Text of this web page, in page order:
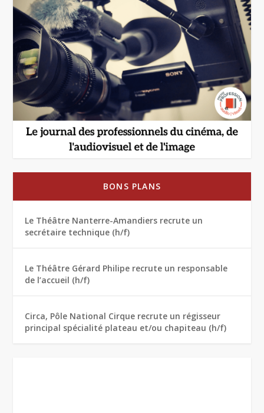
BONS PLANS
Le Théâtre Nanterre-Amandiers recrute un
secrétaire technique (h/f)
Le Théâtre Gérard Philipe recrute un responsable
de l’accueil (h/f)
Circa, Pôle National Cirque recrute un régisseur
principal spécialité plateau et/ou chapiteau (h/f)